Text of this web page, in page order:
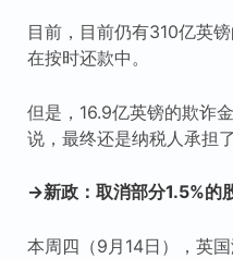
目前，目前仍有310亿英
在按时还款中。
但是，16.9亿英镑的欺诈
说，最终还是纳税人承担
→新政：取消部分1.5%的
本周四（9月14日），英